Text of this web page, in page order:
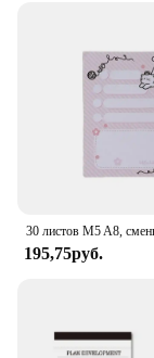
195,75руб.